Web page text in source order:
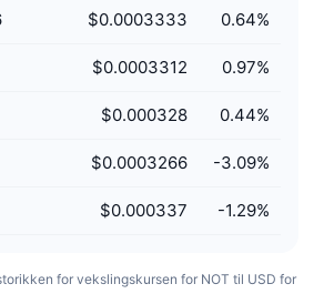
$0.0003333 0.64%
$0.0003312 0.97%
$0.000328 0.44%
$0.0003266 -3.09%
$0.000337 -1.29%
for vekslingskursen for NOT til USD for